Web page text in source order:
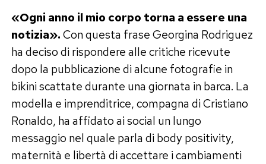
«Ogni anno il mio corpo torna a essere una
notizia».Con questa frase Georgina Rodriguez
ha deciso di rispondere alle critiche ricevute
dopo la pubblicazione di alcune fotografie in
bikini scattate durante una giornata in barca. La
modella e imprenditrice, compagna di Cristiano
Ronaldo, ha affidato ai social un lungo
messaggio nel quale parla di body positivity,
maternità e libertà di accettare i cambiamenti